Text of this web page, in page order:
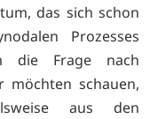
das sich schon
Prozesses
die Frage nach
möchten schauen,
aus den